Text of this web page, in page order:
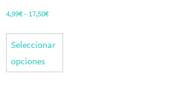
4,99€- 17,50€Rango
Seleccionar
opciones
Este